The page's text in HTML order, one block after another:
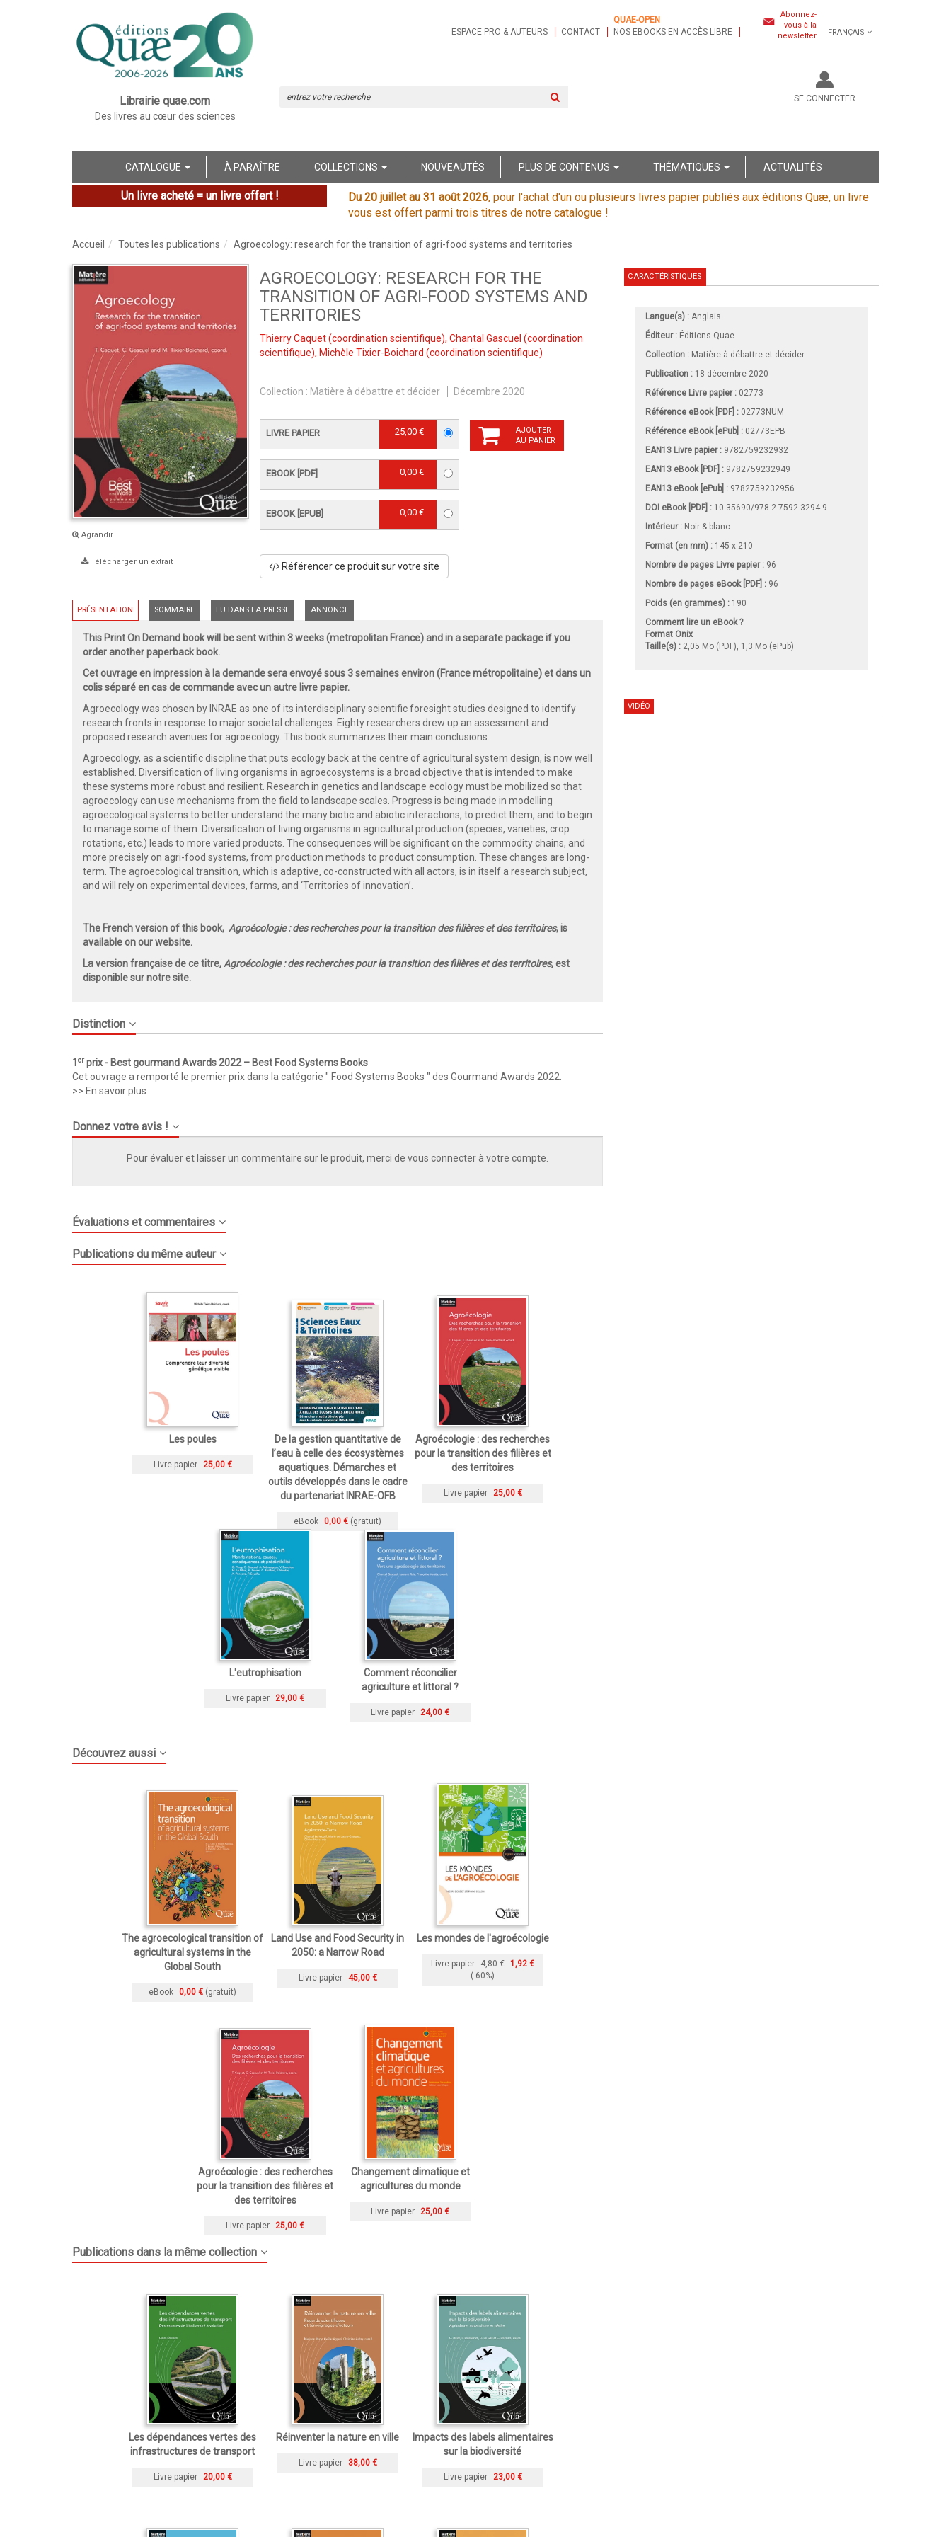
Librairie quae.com
Des livres au cœur des sciences
ESPACE PRO & AUTEURS CONTACT
QUAE-OPEN
NOS EBOOKS EN ACCÈS LIBRE
Abonnez-
vous à la
newsletter
FRANÇAIS
SE CONNECTER
CATALOGUE À PARAÎTRE COLLECTIONS NOUVEAUTÉS PLUS DE CONTENUS THÉMATIQUES ACTUALITÉS
Un livre acheté = un livre offert ! Du 20 juillet au 31 août 2026, pour l'achat d'un ou plusieurs livres papier publiés aux éditions Quæ, un livre
vous est offert parmi trois titres de notre catalogue !
Accueil Toutes les publications Agroecology: research for the transition of agri-food systems and territories
Agrandir
Télécharger un extrait
AGROECOLOGY: RESEARCH FOR THE
TRANSITION OF AGRI-FOOD SYSTEMS AND
TERRITORIES
Thierry Caquet(coordination scientifique), Chantal Gascuel (coordination
scientifique), Michèle Tixier-Boichard (coordination scientifique)
Collection : Matière à débattre et décider Décembre 2020
LIVRE PAPIER 25,00 €
EBOOK [PDF] 0,00 €
EBOOK [EPUB] 0,00 €
AJOUTER
AU PANIER
Référencer ce produit sur votre site
PRÉSENTATION SOMMAIRE LU DANS LA PRESSE ANNONCE
This Print On Demand book will be sent within 3 weeks (metropolitan France) and in a separate package if you
order another paperback book.
Cet ouvrage en impression à la demande sera envoyé sous 3 semaines environ (France métropolitaine) et dans un
colis séparé en cas de commande avec un autre livre papier.
Agroecology was chosen by INRAE as one of its interdisciplinary scientific foresight studies designed to identify
research fronts in response to major societal challenges. Eighty researchers drew up an assessment and
proposed research avenues for agroecology. This book summarizes their main conclusions.
Agroecology, as a scientific discipline that puts ecology back at the centre of agricultural system design, is now well
established. Diversification of living organisms in agroecosystems is a broad objective that is intended to make
these systems more robust and resilient. Research in genetics and landscape ecology must be mobilized so that
agroecology can use mechanisms from the field to landscape scales. Progress is being made in modelling
agroecological systems to better understand the many biotic and abiotic interactions, to predict them, and to begin
to manage some of them. Diversification of living organisms in agricultural production (species, varieties, crop
rotations, etc.) leads to more varied products. The consequences will be significant on the commodity chains, and
more precisely on agri-food systems, from production methods to product consumption. These changes are long-
term. The agroecological transition, which is adaptive, co-constructed with all actors, is in itself a research subject,
and will rely on experimental devices, farms, and ‘Territories of innovation’.
The French version of this book, Agroécologie : des recherches pour la transition des filières et des territoires, is
available on our website.
La version française de ce titre,Agroécologie : des recherches pour la transition des filières et des territoires, est
disponible sur notre site.
Distinction
1 erprix - Best gourmand Awards 2022 – Best Food Systems Books
Cet ouvrage a remporté le premier prix dans la catégorie " Food Systems Books " des Gourmand Awards 2022.
>> En savoir plus
Donnez votre avis !
Pour évaluer et laisser un commentaire sur le produit, merci de vous connecter à votre compte.
Évaluations et commentaires
Publications du même auteur
Les poules
Livre papier 25,00 €
De la gestion quantitative de
l’eau à celle des écosystèmes
aquatiques. Démarches et
outils développés dans le cadre
du partenariat INRAE-OFB
eBook 0,00 € (gratuit)
Agroécologie : des recherches
pour la transition des filières et
des territoires
Livre papier 25,00 €
L'eutrophisation
Livre papier 29,00 €
Comment réconcilier
agriculture et littoral ?
Livre papier 24,00 €
Découvrez aussi
The agroecological transition of
agricultural systems in the
Global South
eBook 0,00 € (gratuit)
Land Use and Food Security in
2050: a Narrow Road
Livre papier 45,00 €
Les mondes de l'agroécologie
Livre papier 4,80 € 1,92 €
(-60%)
Agroécologie : des recherches
pour la transition des filières et
des territoires
Livre papier 25,00 €
Changement climatique et
agricultures du monde
Livre papier 25,00 €
Publications dans la même collection
Les dépendances vertes des
infrastructures de transport
Livre papier 20,00 €
Réinventer la nature en ville
Livre papier 38,00 €
Impacts des labels alimentaires
sur la biodiversité
Livre papier 23,00 €
CARACTÉRISTIQUES
Langue(s) : Anglais
Éditeur : Éditions Quae
Collection : Matière à débattre et décider
Publication : 18 décembre 2020
Référence Livre papier : 02773
Référence eBook [PDF] : 02773NUM
Référence eBook [ePub] : 02773EPB
EAN13 Livre papier : 9782759232932
EAN13 eBook [PDF] : 9782759232949
EAN13 eBook [ePub] : 9782759232956
DOI eBook [PDF] : 10.35690/978-2-7592-3294-9
Intérieur : Noir & blanc
Format (en mm) : 145 x 210
Nombre de pages Livre papier: 96
Nombre de pages eBook [PDF] : 96
Poids (en grammes) : 190
Comment lire un eBook ?
Format Onix
Taille(s) : 2,05 Mo (PDF), 1,3 Mo (ePub)
VIDÉO